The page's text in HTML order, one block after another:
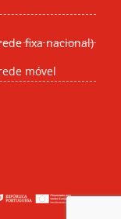
fixa nacional)
móvel